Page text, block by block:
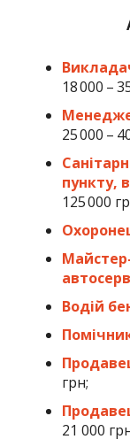
18 000 –
25 000 –
пункту,
125 000
Водій
грн;
21 000